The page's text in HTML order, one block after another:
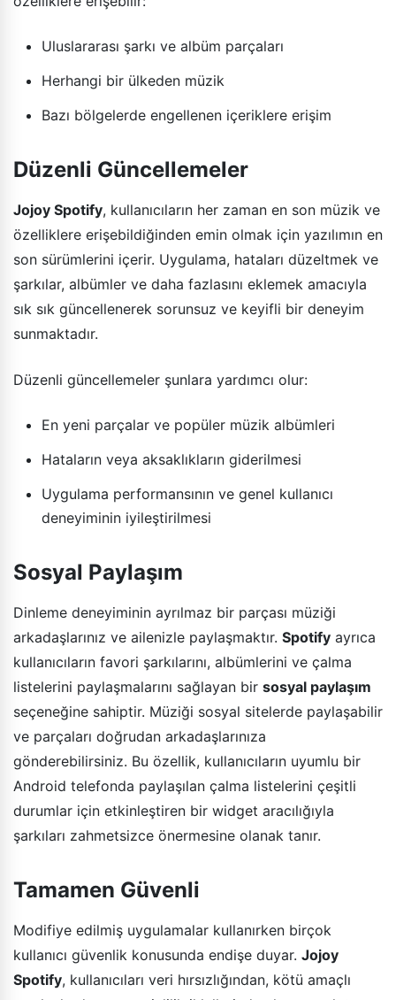
Uluslararası şarkı ve albüm parçaları
Herhangi bir ülkeden müzik
Bazı bölgelerde engellenen içeriklere erişim
Düzenli Güncellemeler
Jojoy Spotify, kullanıcıların her zaman en son müzik ve
özelliklere erişebildiğinden emin olmak için yazılımın en
son sürümlerini içerir. Uygulama, hataları düzeltmek ve
şarkılar, albümler ve daha fazlasını eklemek amacıyla
sık sık güncellenerek sorunsuz ve keyifli bir deneyim
sunmaktadır.
Düzenli güncellemeler şunlara yardımcı olur:
En yeni parçalar ve popüler müzik albümleri
Hataların veya aksaklıkların giderilmesi
Uygulama performansının ve genel kullanıcı
deneyiminin iyileştirilmesi
Sosyal Paylaşım
Dinleme deneyiminin ayrılmaz bir parçası müziği
arkadaşlarınız ve ailenizle paylaşmaktır. Spotify ayrıca
kullanıcıların favori şarkılarını, albümlerini ve çalma
listelerini paylaşmalarını sağlayan bir sosyal paylaşım
seçeneğine sahiptir. Müziği sosyal sitelerde paylaşabilir
ve parçaları doğrudan arkadaşlarınıza
gönderebilirsiniz. Bu özellik, kullanıcıların uyumlu bir
Android telefonda paylaşılan çalma listelerini çeşitli
durumlar için etkinleştiren bir widget aracılığıyla
şarkıları zahmetsizce önermesine olanak tanır.
Tamamen Güvenli
Modifiye edilmiş uygulamalar kullanırken birçok
kullanıcı güvenlik konusunda endişe duyar. Jojoy
Spotify, kullanıcıları veri hırsızlığından, kötü amaçlı